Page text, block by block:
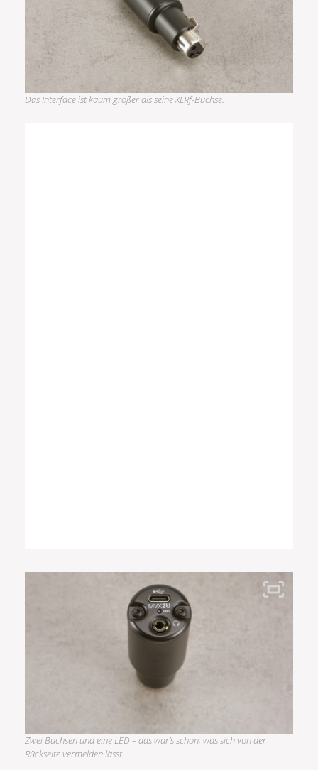
Das Interface ist kaum größer als seine XLRf-Buchse.
Zwei Buchsen und eine LED – das war’s schon, was sich von der
Rückseite vermelden lässt.